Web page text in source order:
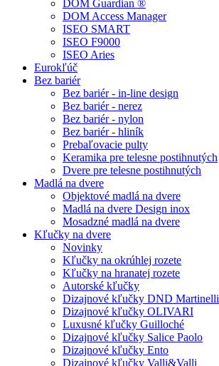
DOM Guardian ®
DOM Access Manager
ISEO SMART
ISEO F9000
ISEO Aries
Eurokľúč
Bez bariér
Bez bariér - in-line design
Bez bariér - nerez
Bez bariér - nylon
Bez bariér - hliník
Prebaľovacie pulty
Keramika pre telesne postihnutých
Dvere pre telesne postihnutých
Madlá na dvere
Objektové madlá na dvere
Madlá na dvere Design inox
Mosadzné madlá na dvere
Kľučky na dvere
Novinky
Kľučky na okrúhlej rozete
Kľučky na hranatej rozete
Autorské kľučky
Dizajnové kľučky DND Martinelli
Dizajnové kľučky OLIVARI
Luxusné kľučky Guilloché
Dizajnové kľučky Salice Paolo
Dizajnové kľučky Ento
Dizajnové kľučky Valli&Valli